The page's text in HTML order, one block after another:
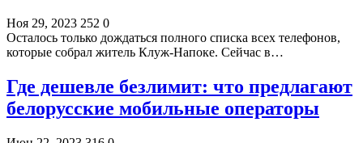
Ноя 29, 2023 252 0
Осталось только дождаться полного списка всех телефонов,
которые собрал житель Клуж-Напоке. Сейчас в…
Где дешевле безлимит: что предлагают
белорусские мобильные операторы